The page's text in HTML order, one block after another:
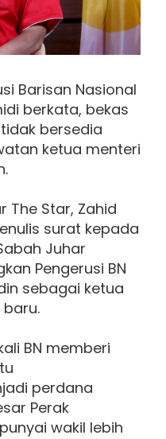
Barisan Nasional
berkata, bekas
bersedia
ketua menteri
The Star, Zahid
surat kepada
Juhar
Pengerusi BN
sebagai ketua
BN memberi
perdana
Perak
wakil lebih